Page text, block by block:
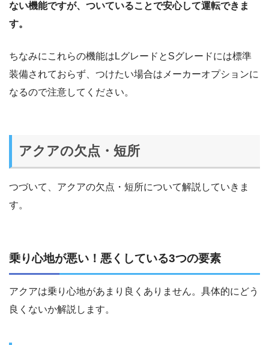
ない機能ですが、ついていることで安心して運転できま
す。
ちなみにこれらの機能はLグレードとSグレードには標準
装備されておらず、つけたい場合はメーカーオプションに
なるので注意してください。
アクアの欠点・短所
つづいて、アクアの欠点・短所について解説していきま
す。
乗り心地が悪い！悪くしている3つの要素
アクアは乗り心地があまり良くありません。具体的にどう
良くないか解説します。